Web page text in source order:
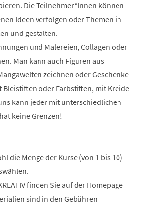
Die Teilnehmer*Innen können
Ideen verfolgen oder Themen in
und gestalten.
und Malereien, Collagen oder
Man kann auch Figuren aus
zeichnen oder Geschenke
Bleistiften oder Farbstiften, mit Kreide
kann jeder mit unterschiedlichen
keine Grenzen!
die Menge der Kurse (von 1 bis 10)
finden Sie auf der Homepage
sind in den Gebühren